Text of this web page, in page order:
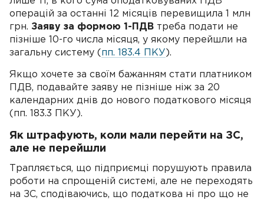
операцій за останні 12 місяців перевищила 1 млн
грн. Заяву за формою 1-ПДВ треба подати не
пізніше 10-го числа місяця, у якому перейшли на
загальну систему ( пп. 183.4 ПКУ ).
Якщо хочете за своїм бажанням стати платником
ПДВ, подавайте заяву не пізніше ніж за 20
календарних днів до нового податкового місяця
(пп. 183.3 ПКУ).
Як штрафують, коли мали перейти на ЗС,
але не перейшли
Трапляється, що підприємці порушують правила
роботи на спрощеній системі, але не переходять
на ЗС, сподіваючись, що податкова ні про що не